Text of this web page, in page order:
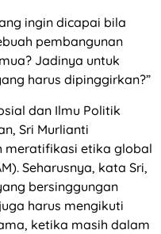
ingin dicapai bila
pembangunan
Jadinya untuk
harus dipinggirkan?”
dan Ilmu Politik
Sri Murlianti
meratifikasi etika global
Seharusnya, kata Sri,
bersinggungan
harus mengikuti
ketika masih dalam